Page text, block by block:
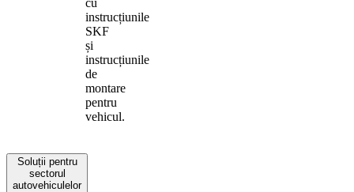
instrucțiunile
SKF
și
instrucțiunile
de
montare
pentru
vehicul.
Soluții pentru
sectorul
autovehiculelor